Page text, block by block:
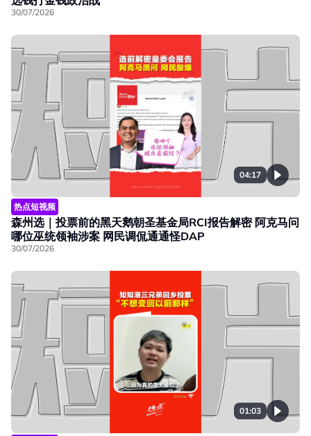
30/07/2026
04:17
热点短视频
森州选｜投票前的黑天鹅朝圣基金局RCI报告解密 阿克马问
哪位巫统领袖涉案 网民调侃通通怪DAP
30/07/2026
01:03